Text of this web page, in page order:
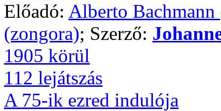
Előadó: Alberto Bachmann
(zongora); Szerző:
1905 körül
112 lejátszás
A 75-ik ezred indulója